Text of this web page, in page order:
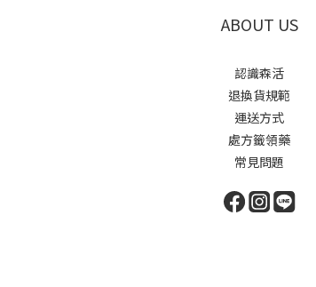
ABOUT US
認識森活
退換貨規範
運送方式
處方籤領藥
常見問題